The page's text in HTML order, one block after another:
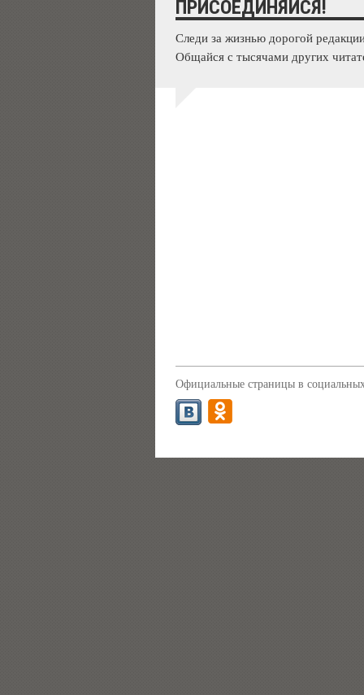
ПРИСОЕДИНЯЙСЯ!
Следи за жизнью дорогой
Общайся с тысячами других
Официальные страницы в социальных